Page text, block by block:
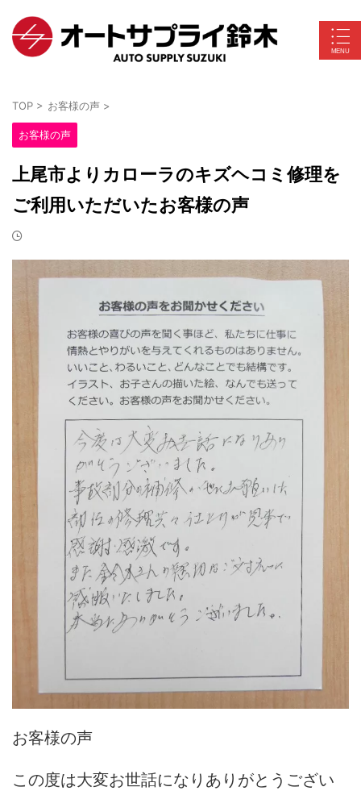
TOP > お客様の声 >
お客様の声
上尾市よりカローラのキズヘコミ修理を
ご利用いただいたお客様の声
お客様の声
この度は大変お世話になりありがとうござい